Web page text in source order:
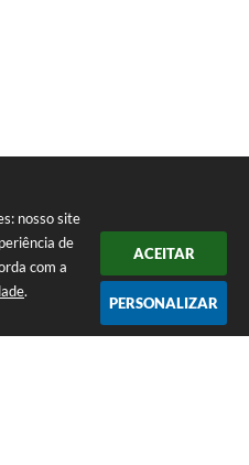
nosso site
de
com a
.
ACEITAR
PERSONALIZAR